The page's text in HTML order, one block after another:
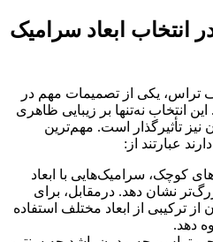
انتخاب ابعاد سرامیک
تراس، یکی از تصمیمات مهم در
انتخاب نه‌تنها بر زیبایی ظاهری
نیز تأثیرگذار است. مهم‌ترین
عبارتند از:
کوچک، سرامیک‌هایی با ابعاد
نشان دهد. درمقابل، برای
ترکیبی از ابعاد مختلف استفاده
دهد.